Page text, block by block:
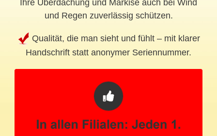
Ihre Überdachung und Markise auch bei Wind
und Regen zuverlässig schützen.
Qualität, die man sieht und fühlt – mit klarer
Handschrift statt anonymer Seriennummer.